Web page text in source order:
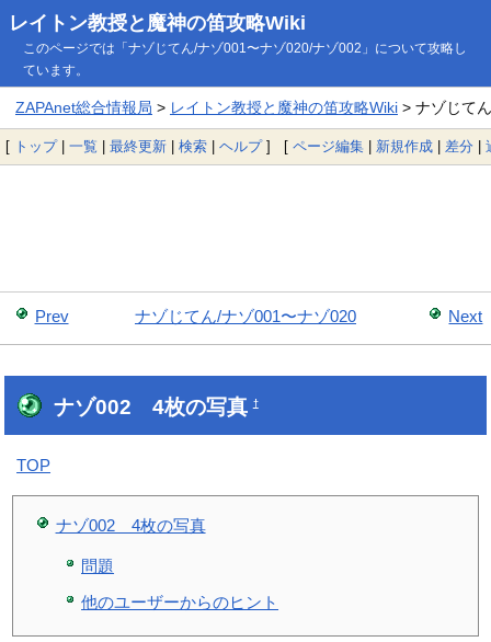
レイトン教授と魔神の笛攻略Wiki
このページでは「ナゾじてん/ナゾ001〜ナゾ020/ナゾ002」について攻略し
ています。
ZAPAnet総合情報局 > レイトン教授と魔神の笛攻略Wiki> ナゾじて
[ トップ| 一覧 | 最終更新 | 検索 | ヘルプ] [ ページ編集 | 新規作成 | 差分 |
Prev Next
ナゾじてん/ナゾ001〜ナゾ020
ナゾ002 4枚の写真†
TOP
ナゾ002 4枚の写真
問題
他のユーザーからのヒント